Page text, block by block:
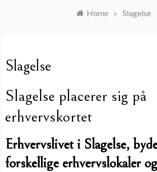
Home » Slagelse
Slagelse
Slagelse placerer sig på
erhvervskortet
Erhvervslivet i Slagelse,
forskellige erhvervslokaler